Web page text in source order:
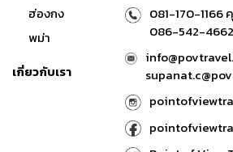
ฮ่องกง
พม่า
เกี่ยวกับเรา
081-170-1166
086-542-